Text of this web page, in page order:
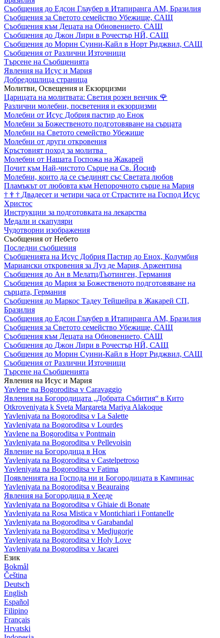
Съобщения до Едсон Глаубер в Итапиранга АМ, Бразилия
Съобщения за Светото семейство Убежище, САЩ
Съобщения към Децата на Обновението, САЩ
Съобщения до Джон Лири в Рочестър НЙ, САЩ
Съобщения до Морин Суини-Кайл в Норт Риджвил, САЩ
Съобщения от Различни Източници
Търсене на Съобщенията
Явления на Исус и Мария
Добредошлица страница
Молитви, Освещения и Екзорцизми
Царицата на молитвата: Светия розен венчик 🌹
Различни молебни, посветения и екзорцизми
Молебни от Исус Добрия пастир до Енок
Молебни за Божественото подготовяване на сърцата
Молебни на Светото семейство Убежище
Молебни от други откровения
Кръстовият поход за молитва
Молебни от Нашата Госпожа на Жакарей
Почит към Най-чистото Сърце на Св. Йосиф
Молебни, които да се съединят със Светата любов
Пламъкът от любовта към Непорочното сърце на Мария
† † † Двадесет и четири часа от Страстите на Господ Исус
Христос
Инструкции за подготовката на лекарства
Медали и скапуляри
Чудотворни изображения
Съобщения от Небето
Последни съобщения
Съобщенията на Исус Добрия Пастир до Енох, Колумбия
Мариански откровения за Луз де Мария, Аржентина
Съобщения до Ан в Мелатц/Гьотинген, Германия
Съобщения до Мария за Божественото подготовяване на
сърцата, Германия
Съобщения до Маркос Тадеу Тейшейра в Жакарей СП,
Бразилия
Съобщения до Едсон Глаубер в Итапиранга АМ, Бразилия
Съобщения за Светото семейство Убежище, САЩ
Съобщения към Децата на Обновението, САЩ
Съобщения до Джон Лири в Рочестър НЙ, САЩ
Съобщения до Морин Суини-Кайл в Норт Риджвил, САЩ
Съобщения от Различни Източници
Търсене на Съобщенията
Явления на Исус и Мария
Yavlene na Bogoroditsa v Caravaggio
Явления на Богородицата „Добрата Събития“ в Кито
Otkroveniyata k Sveta Margareta Mariya Alakoque
Yavleniyata na Bogoroditsa v La Salette
Yavleniyata na Bogoroditsa v Lourdes
Yavlene na Bogoroditsa v Pontmain
Yavleniyata na Bogoroditsa v Pellevoisin
Явление на Богородица в Нок
Yavleniyata na Bogoroditsa v Castelpetroso
Yavleniyata na Bogoroditsa v Fatima
Появленията на Господа ни и Богородицата в Кампинас
Yavleniyata na Bogoroditsa v Beauraing
Явления на Богородица в Хееде
Yavleniyata na Bogoroditsa v Ghiaie di Bonate
Yavleniyata na Rosa Mistica v Montichiari i Fontanelle
Yavleniyata na Bogoroditsa v Garabandal
Yavleniyata na Bogoroditsa v Medjugorje
Yavleniyata na Bogoroditsa v Holy Love
Yavleniyata na Bogoroditsa v Jacarei
Език
Bokmål
Čeština
Deutsch
English
Español
Filipino
Français
Hrvatski